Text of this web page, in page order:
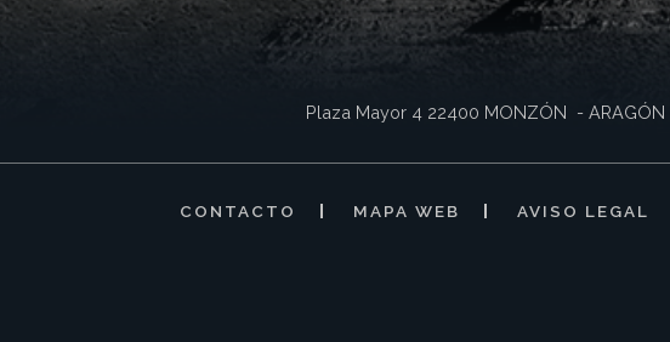
Plaza Mayor 4 22400 MONZÓN - ARAGÓN
CONTACTO MAPA WEB AVISO LEGAL